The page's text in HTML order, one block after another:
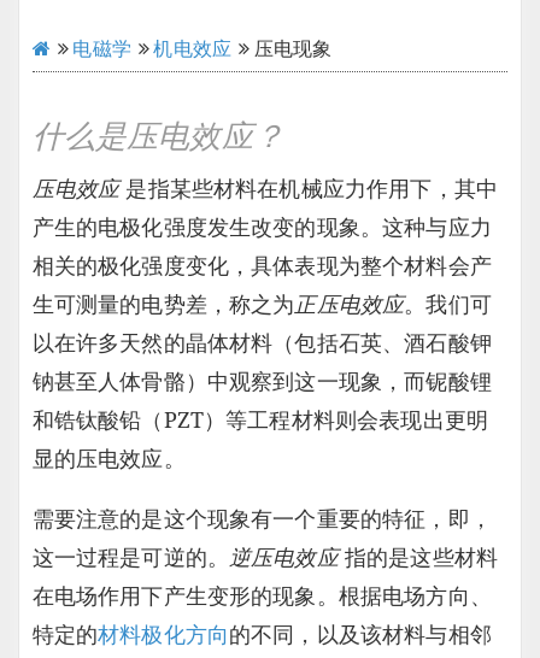
电磁学 机电效应 压电现象
什么是压电效应？
压电效应是指某些材料在机械应力作用下，其中
产生的电极化强度发生改变的现象。这种与应力
相关的极化强度变化，具体表现为整个材料会产
生可测量的电势差，称之为正压电效应。我们可
以在许多天然的晶体材料（包括石英、酒石酸钾
钠甚至人体骨骼）中观察到这一现象，而铌酸锂
和锆钛酸铅（PZT）等工程材料则会表现出更明
显的压电效应。
需要注意的是这个现象有一个重要的特征，即，
这一过程是可逆的。 逆压电效应指的是这些材料
在电场作用下产生变形的现象。根据电场方向、
特定的材料极化方向的不同，以及该材料与相邻